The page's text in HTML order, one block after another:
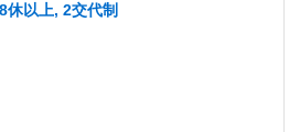
休以上, 2交代制